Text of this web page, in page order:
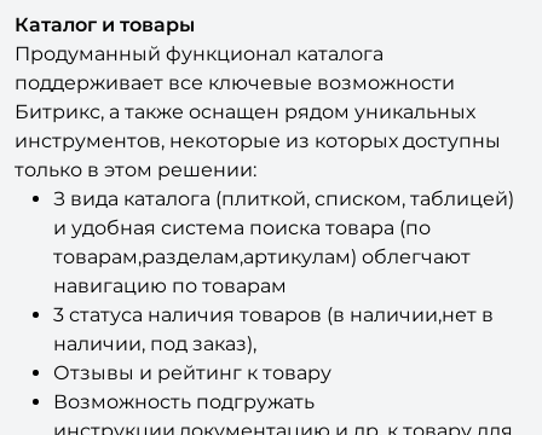
Продуманный функционал каталога
поддерживает все ключевые возможности
Битрикс, а также оснащен рядом уникальных
инструментов, некоторые из которых доступны
только в этом решении:
З вида каталога (плиткой, списком, таблицей)
и удобная система поиска товара (по
товарам,разделам,артикулам) облегчают
навигацию по товарам
3 статуса наличия товаров (в наличии,нет в
наличии, под заказ),
Отзывы и рейтинг к товару
Возможность подгружать
инструкции,документацию и др. к товару для
скачивания клиентом